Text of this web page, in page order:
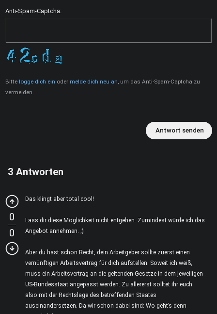
Anti-Spam-Captcha:
Bitte logge dich ein oder melde dich neu an , um das Anti-Spam-Captcha zu
vermeiden.
Antwort senden
3 Antworten
0
0
Das klingt aber total cool!
Lass dir diese Möglichkeit nicht entgehen. Zumindest würde ich das
Angebot annehmen. ;)
Aber du hast schon Recht, dein Arbeitgeber sollte zuerst einen
vernünftigen Arbeitsvertrag für dich aufstellen. Soweit ich weiß,
muss ein Arbeitsvertrag an die geltenden Gesetze in dem jeweiligen
US-Bundesstaat angepasst werden. Zu allererst solltet ihr euch
also mit der Rechtslage des betreffenden Staates
auseinandersetzen. Da wir schon dabei sind: Wo geht’s denn